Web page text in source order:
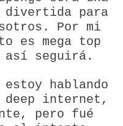
divertida para
Por mi
es mega top
así seguirá.
hablando
internet,
pero fué